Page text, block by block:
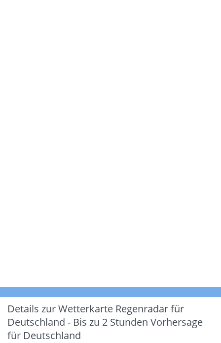
Details zur Wetterkarte Regenradar für
Deutschland - Bis zu 2 Stunden Vorhersage
für Deutschland